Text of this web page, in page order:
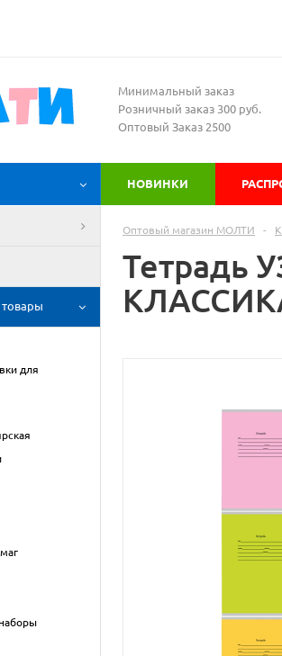
Минимальный заказ
Розничный заказ 300 руб.
Оптовый Заказ 2500
НОВИНКИ
для
Оптовый магазин МОЛТИ -
Тетрадь